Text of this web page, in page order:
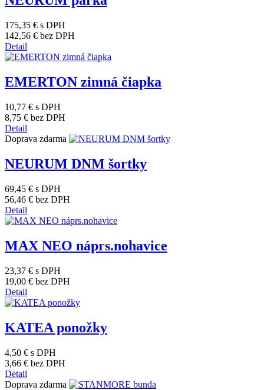
175,35 € s DPH
142,56 € bez DPH
Detail
EMERTON zimná čiapka
10,77 € s DPH
8,75 € bez DPH
Detail
Doprava zdarma
NEURUM DNM šortky
69,45 € s DPH
56,46 € bez DPH
Detail
MAX NEO náprs.nohavice
23,37 € s DPH
19,00 € bez DPH
Detail
KATEA ponožky
4,50 € s DPH
3,66 € bez DPH
Detail
Doprava zdarma